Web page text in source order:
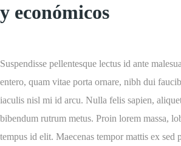
y económicos
Suspendisse pellentesque lectus id ante
entero, quam vitae porta ornare, nibh dui
iaculis nisl mi id arcu. Nulla felis sapien,
bibendum rutrum metus. Proin lorem massa,
tempus id elit. Maecenas tempor mattis ex sed